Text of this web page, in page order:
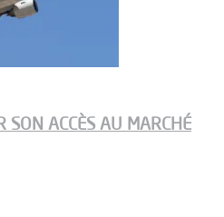
ACCÈS AU MARCHÉ